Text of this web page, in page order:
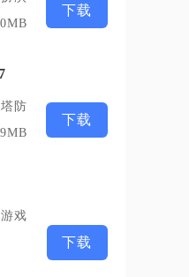
下载
防
下载
戏
下载